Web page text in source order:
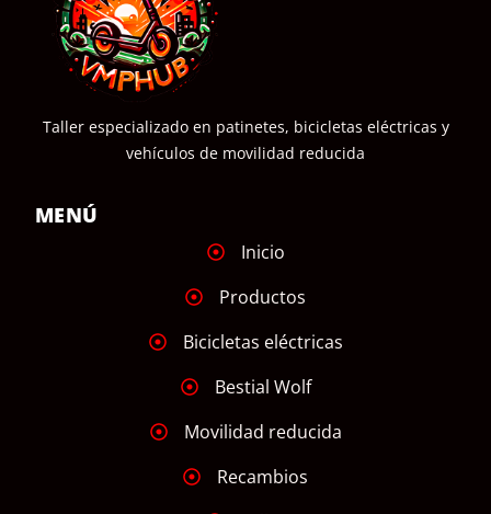
Taller especializado en patinetes, bicicletas eléctricas y
vehículos de movilidad reducida
MENÚ
Inicio
Productos
Bicicletas eléctricas
Bestial Wolf
Movilidad reducida
Recambios